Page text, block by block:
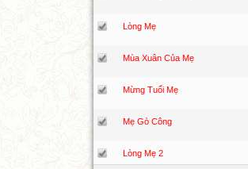
Lòng Mẹ
Mùa Xuân Của Mẹ
Mừng Tuổi Mẹ
Mẹ Gò Công
Lòng Mẹ 2